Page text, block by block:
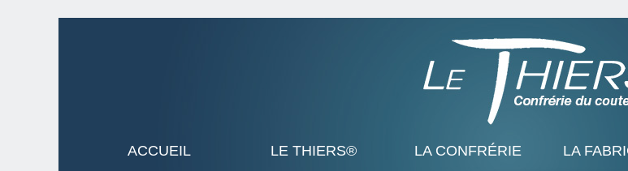
ACCUEIL LE THIERS® LA CONFRÉRIE LA